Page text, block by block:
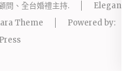
問、全台婚禮主持.
Elegant
Theme
Powered by: